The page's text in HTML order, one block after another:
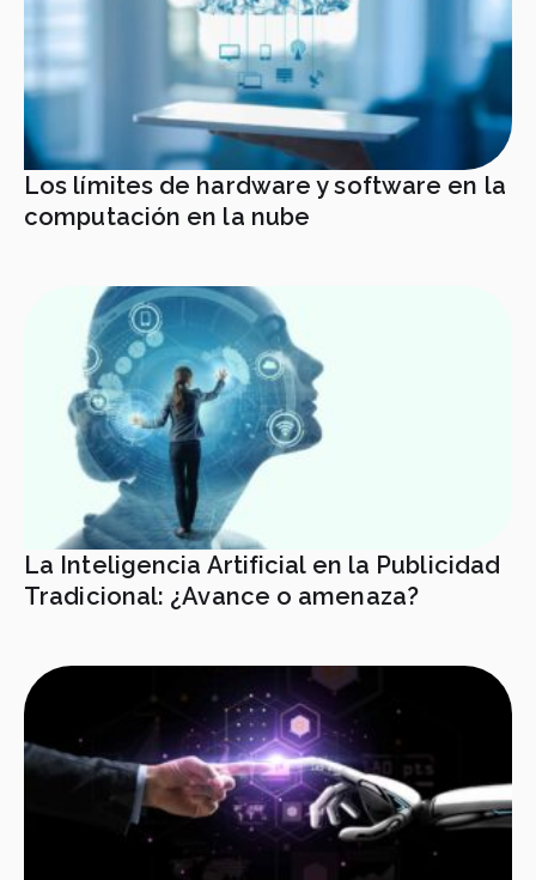
Los límites de hardware y software en la
computación en la nube
La Inteligencia Artificial en la Publicidad
Tradicional: ¿Avance o amenaza?